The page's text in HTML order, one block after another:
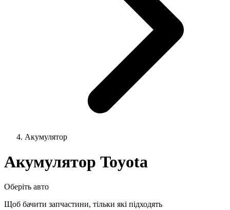
Акумулятор
Акумулятор Toyota
Оберіть авто
Щоб бачити запчастини, тільки які підходять